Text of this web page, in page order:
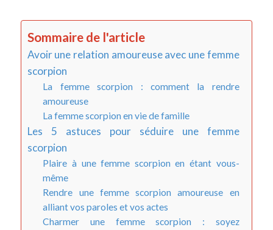
Sommaire de l'article
Avoir une relation amoureuse avec une femme
scorpion
La femme scorpion : comment la rendre
amoureuse
La femme scorpion en vie de famille
Les 5 astuces pour séduire une femme
scorpion
Plaire à une femme scorpion en étant vous-
même
Rendre une femme scorpion amoureuse en
alliant vos paroles et vos actes
Charmer une femme scorpion : soyez